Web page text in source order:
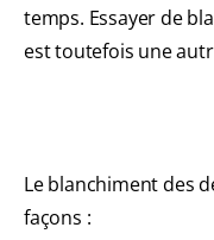
temps. Essayer de
est toutefois une
Le blanchiment des
façons :